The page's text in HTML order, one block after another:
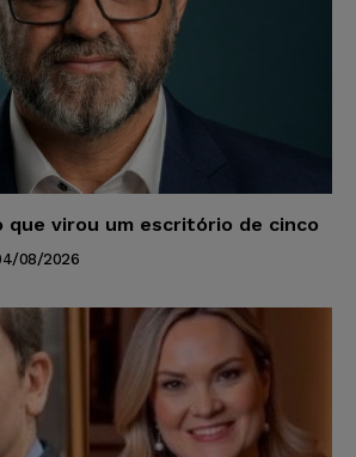
que virou um escritório de cinco
08/2026